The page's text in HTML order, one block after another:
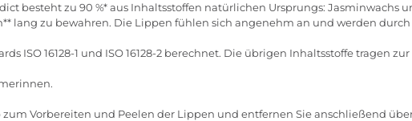
besteht zu 90 %* aus Inhaltsstoffen natürlichen Ursprungs: Jasminwachs
lang zu bewahren. Die Lippen fühlen sich angenehm an und werden
ISO 16128-1 und ISO 16128-2 berechnet. Die übrigen Inhaltsstoffe
zum Vorbereiten und Peelen der Lippen und entfernen Sie anschließend